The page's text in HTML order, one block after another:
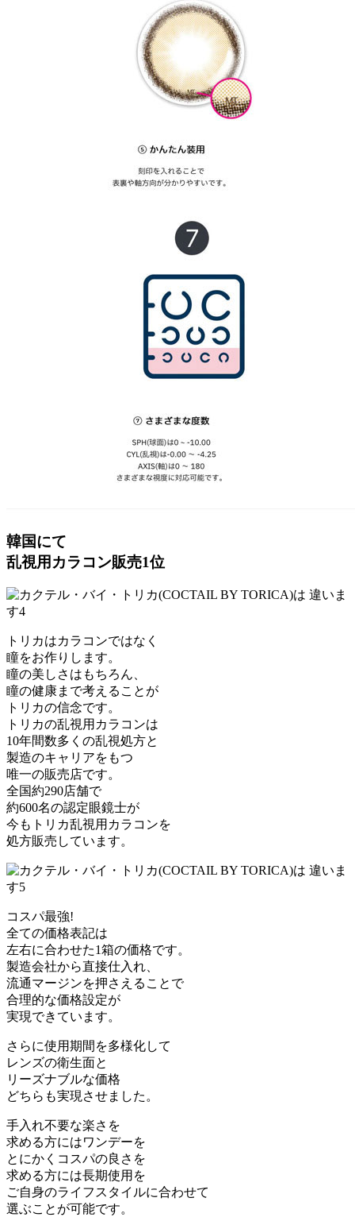
韓国にて
乱視用カラコン販売1位
トリカはカラコンではなく
瞳をお作りします。
瞳の美しさはもちろん、
瞳の健康まで考えることが
トリカの信念です。
トリカの乱視用カラコンは
10年間数多くの乱視処方と
製造のキャリアをもつ
唯一の販売店です。
全国約290店舗で
約600名の認定眼鏡士が
今もトリカ乱視用カラコンを
処方販売しています。
コスパ最強!
全ての価格表記は
左右に合わせた1箱の価格です。
製造会社から直接仕入れ、
流通マージンを押さえることで
合理的な価格設定が
実現できています。
さらに使用期間を多様化して
レンズの衛生面と
リーズナブルな価格
どちらも実現させました。
手入れ不要な楽さを
求める方にはワンデーを
とにかくコスパの良さを
求める方には長期使用を
ご自身のライフスタイルに合わせて
選ぶことが可能です。